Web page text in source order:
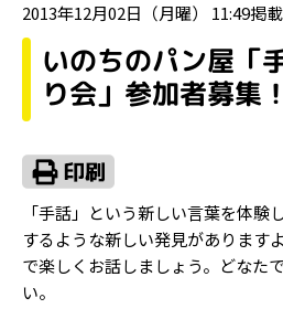
2013年12月02日（月曜） 11:49掲載
いのちのパン屋「
り会」参加者募集！
「手話」という新しい言葉を体験
するような新しい発見があります
で楽しくお話しましょう。どなた
い。